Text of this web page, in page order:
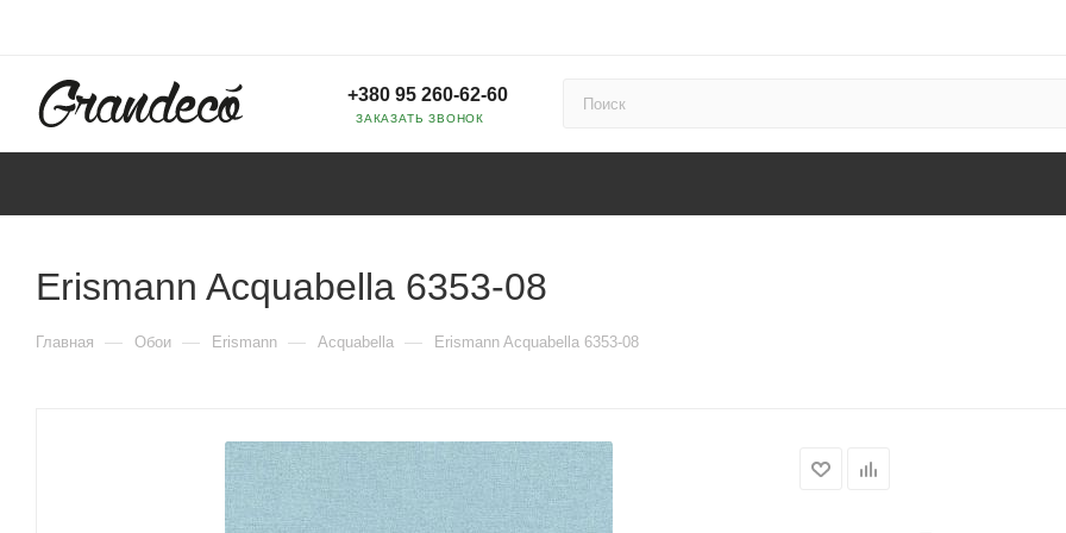
+380 95 260-62-60
ЗАКАЗАТЬ ЗВОНОК
Erismann Acquabella 6353-08
Главная — Обои — Erismann — Acquabella — Erismann Acquabella 6353-08